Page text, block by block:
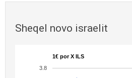
Sheqel novo israelit
1€ por X ILS
3.8